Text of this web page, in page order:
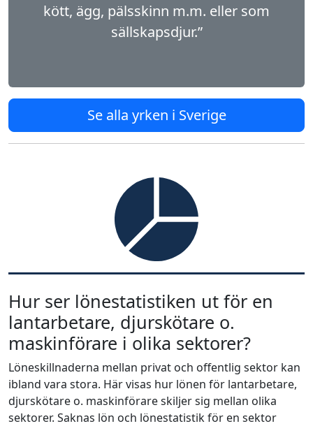
kött, ägg, pälsskinn m.m. eller som
sällskapsdjur.”
Se alla yrken i Sverige
Hur ser lönestatistiken ut för en
lantarbetare, djurskötare o.
maskinförare i olika sektorer?
Löneskillnaderna mellan privat och offentlig sektor kan
ibland vara stora. Här visas hur lönen för lantarbetare,
djurskötare o. maskinförare skiljer sig mellan olika
sektorer. Saknas lön och lönestatistik för en sektor